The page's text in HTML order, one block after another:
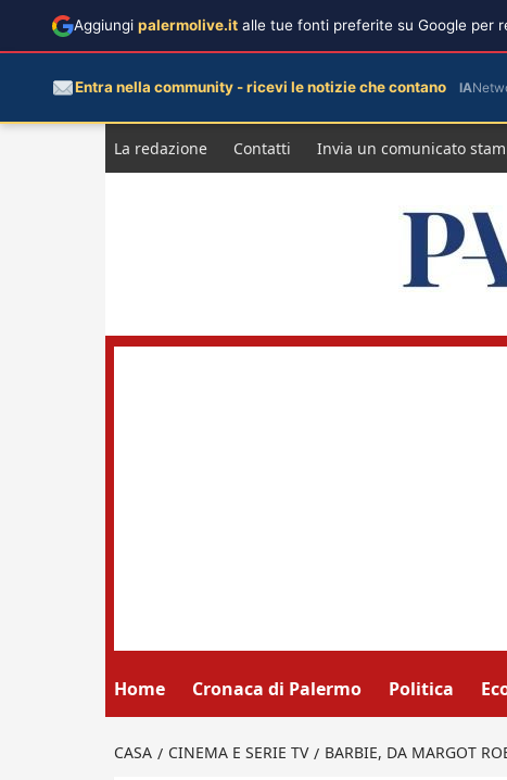
La redazione Contatti Invia un comunicato
Home Cronaca di Palermo Politica
CASA CINEMA E SERIE TV BARBIE, DA MARGOT
Aggiungi palermolive.it alle tue fonti preferite su Google per
Entra nella community - ricevi le notizie che contano IA